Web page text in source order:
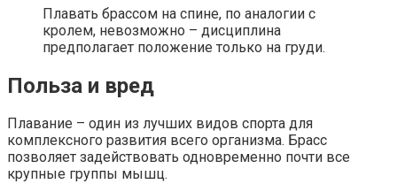
Плавать брассом на спине, по аналогии с
кролем, невозможно – дисциплина
предполагает положение только на груди.
Польза и вред
Плавание – один из лучших видов спорта для
комплексного развития всего организма. Брасс
позволяет задействовать одновременно почти все
крупные группы мышц.